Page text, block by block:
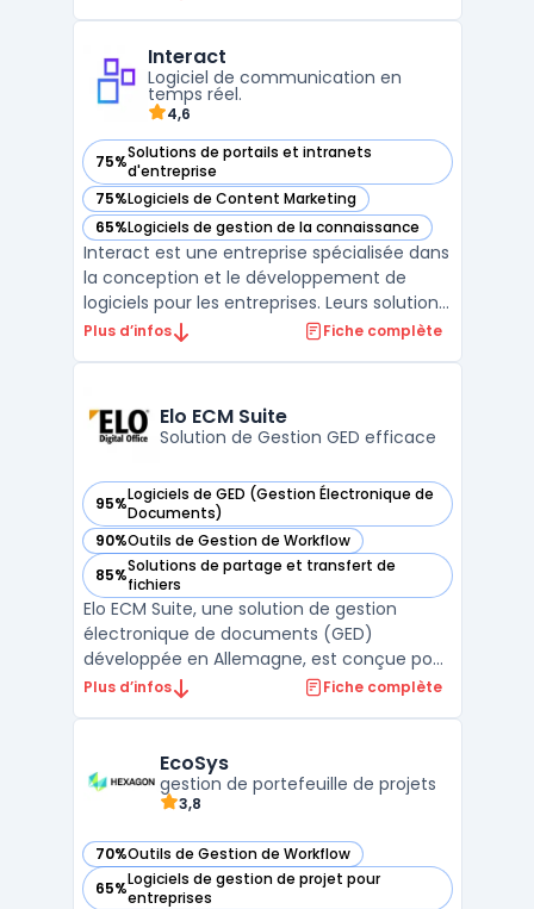
utilisateurs peuvent facilement accéder à
toutes leurs informations et inte ...
Interact
Logiciel de communication en
temps réel.
4,6
75%Solutions de portails et intranets
d'entreprise
— voir Interact dans cette catégorie
75%Logiciels de Content Marketing
— voir Interact dans cette catégorie
65%Logiciels de gestion de la connaissance
— voir Interact dans cette catégorie
Interact est une entreprise spécialisée dans
la conception et le développement de
logiciels pour les entreprises. Leurs solutions
sont adaptées à tous types d'activités, de
relation client. Interact propose également
...
Plus d’infos Fiche complète
Elo ECM Suite
Solution de Gestion GED efficace
95%Logiciels de GED (Gestion Électronique de
Documents)
— voir Elo ECM Suite dans cette catégorie
90%Outils de Gestion de Workflow
— voir Elo ECM Suite dans cette catégorie
85%Solutions de partage et transfert de
fichiers
— voir Elo ECM Suite dans cette catégorie
Elo ECM Suite, une solution de gestion
électronique de documents (GED)
développée en Allemagne, est conçue pour
transformer et simplifier les processus
collaborative facilite la gestion
documentaire, offrant une convergen ...
Plus d’infos Fiche complète
EcoSys
gestion de portefeuille de projets
3,8
70%Outils de Gestion de Workflow
— voir EcoSys dans cette catégorie
65%Logiciels de gestion de projet pour
entreprises
— voir EcoSys dans cette catégorie